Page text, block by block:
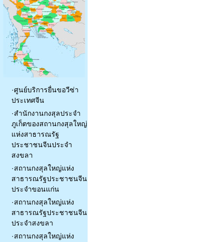
·ศูนย์บริการยื่นขอวีซ่า
ประเทศจีน
·สำนักงานกงสุลประจำ
ภูเก็ตของสถานกงสุลใหญ่
แห่งสาธารณรัฐ
ประชาชนจีนประจำ
สงขลา
·สถานกงสุลใหญ่แห่ง
สาธารณรัฐประชาชนจีน
ประจำขอนแก่น
·สถานกงสุลใหญ่แห่ง
สาธารณรัฐประชาชนจีน
ประจำสงขลา
·สถานกงสุลใหญ่แห่ง